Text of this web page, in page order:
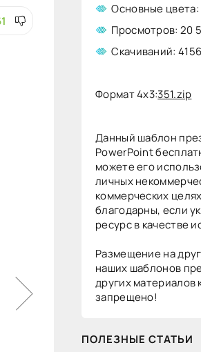
Основные цвета:
Просмотров: 20
Скачиваний: 4156
Формат 4x3:351.zip
Данный шаблон
PowerPoint
можете его
личных
коммерческих
благодарны, если
ресурс в качестве
Размещение на
наших шаблонов
других материалов
запрещено!
ПОЛЕЗНЫЕ СТАТЬИ